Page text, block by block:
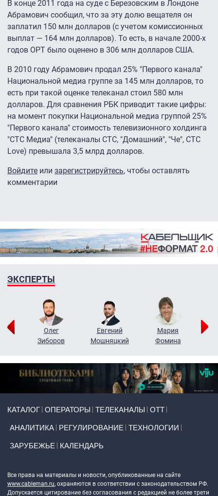
В конце 2011 года на суде с Березовским в Лондоне
Абрамович сообщил, что за эту долю вещателя он
заплатил 150 млн долларов (с учетом комиссионных
выплат — 164 млн долларов). То есть, в начале 2000-х
годов ОРТ было оценено в 306 млн долларов США.
В 2010 году Абрамович продал 25% "Первого канала"
Национальной медиа группе за 145 млн долларов, то
есть при такой оценке телеканал стоил 580 млн
долларов. Для сравнения РБК приводит такие цифры:
на момент покупки Национальной медиа группой 25%
"Первого канала" стоимость телевизионного холдинга
"СТС Медиа" (телеканалы СТС, "Домашний", "Че", CTC
Love) превышала 3,5 млрд долларов.
Войдите или зарегистрируйтесь, чтобы оставлять
комментарии
ЭКСПЕРТЫ
Олег
Зиборов
Евгений
Мошняцкий
Мария
Фомина
КАТАЛОГ ОПЕРАТОРЫ ТЕЛЕКАНАЛЫ ОТТ
АНАЛИТИКА РЕГУЛИРОВАНИЕ ТЕХНОЛОГИИ
ЗАРУБЕЖЬЕ КАЛЕНДАРЬ
Все права на материалы и новости, опубликованные на сайте
www.cableman.ru, охраняются в соответствии с законодательством РФ.
Допускается цитирование без согласования с редакцией не более трети